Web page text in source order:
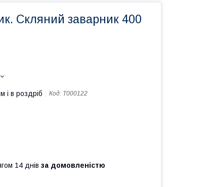
Скляний заварник 400
і в роздріб Код: T000122
14 днів за домовленістю